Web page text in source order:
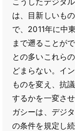
は、目新しいも
で、2011年に中
まで遡ることが
との多いこれら
どまらない。イ
ものを変え、抗
するかを一変さ
ガシーは、デジ
の条件を規定し続